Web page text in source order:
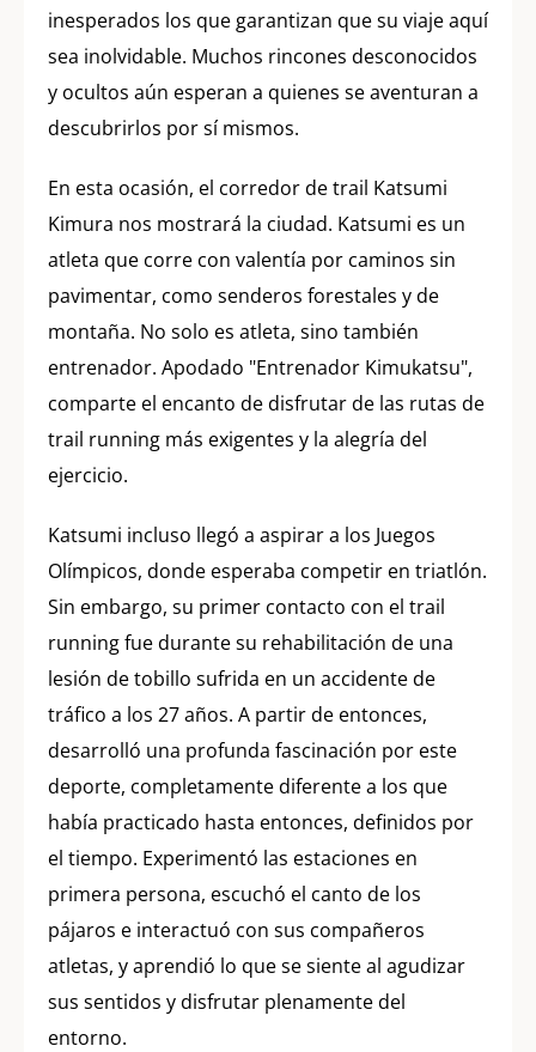
inesperados los que garantizan que su viaje aquí
sea inolvidable. Muchos rincones desconocidos
y ocultos aún esperan a quienes se aventuran a
descubrirlos por sí mismos.
En esta ocasión, el corredor de trail Katsumi
Kimura nos mostrará la ciudad. Katsumi es un
atleta que corre con valentía por caminos sin
pavimentar, como senderos forestales y de
montaña. No solo es atleta, sino también
entrenador. Apodado "Entrenador Kimukatsu",
comparte el encanto de disfrutar de las rutas de
trail running más exigentes y la alegría del
ejercicio.
Katsumi incluso llegó a aspirar a los Juegos
Olímpicos, donde esperaba competir en triatlón.
Sin embargo, su primer contacto con el trail
running fue durante su rehabilitación de una
lesión de tobillo sufrida en un accidente de
tráfico a los 27 años. A partir de entonces,
desarrolló una profunda fascinación por este
deporte, completamente diferente a los que
había practicado hasta entonces, definidos por
el tiempo. Experimentó las estaciones en
primera persona, escuchó el canto de los
pájaros e interactuó con sus compañeros
atletas, y aprendió lo que se siente al agudizar
sus sentidos y disfrutar plenamente del
entorno.